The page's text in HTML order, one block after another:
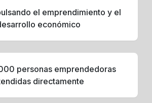
el emprendimiento y el
económico
personas emprendedoras
directamente